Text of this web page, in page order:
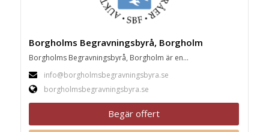
Borgholms Begravningsbyrå, Borgholm
Borgholms Begravningsbyrå, Borgholm är en...
info@borgholmsbegravningsbyra.se
borgholmsbegravningsbyra.se
Begär offert